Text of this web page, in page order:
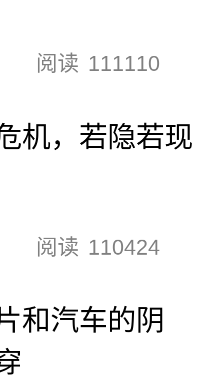
阅读 111110
机，若隐若现
阅读 110424
和汽车的阴